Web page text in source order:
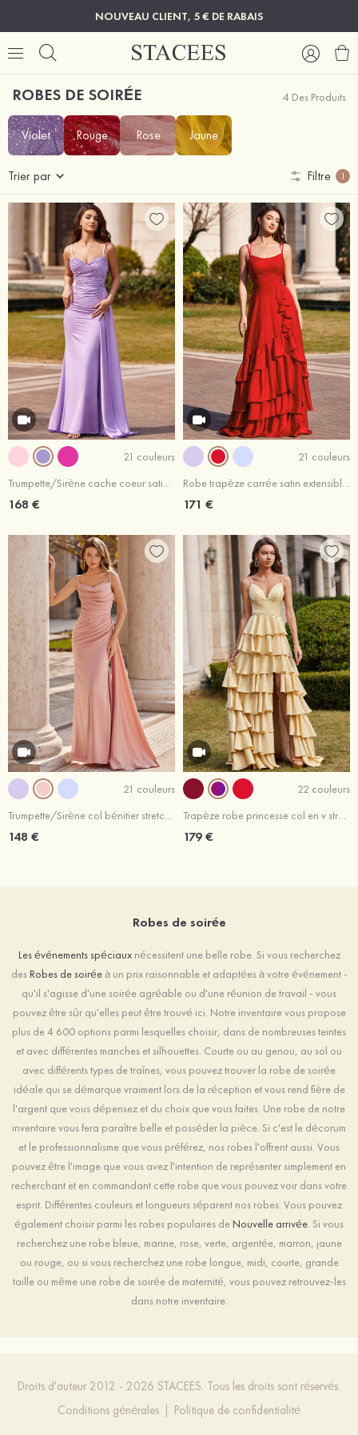
NOUVEAU CLIENT, 5 € DE RABAIS
ROBES DE SOIRÉE 4 Des Produits
Violet Rouge Rose Jaune
Trier par Filtre 1
21 couleurs
Trumpette/Sirène cache coeur satin extensible traîne balayage robe de bal
168 €
21 couleurs
Robe trapèze carrée satin extensible traîne balayage robe de bal
171 €
21 couleurs
Trumpette/Sirène col bénitier stretch satin traîne balayage robe de bal
148 €
22 couleurs
Trapèze robe princesse col en v stretch satin traîne balayage robe de bal
179 €
Robes de soirée
Les événements spéciauxnécessitent une belle robe. Si vous recherchez
des Robes de soiréeà un prix raisonnable et adaptées à votre événement -
qu'il s'agisse d'une soirée agréable ou d'une réunion de travail - vous
pouvez être sûr qu'elles peut être trouvé ici. Notre inventaire vous propose
plus de 4 600 options parmi lesquelles choisir, dans de nombreuses teintes
et avec différentes manches et silhouettes. Courte ou au genou, au sol ou
avec différents types de traînes, vous pouvez trouver la robe de soirée
idéale qui se démarque vraiment lors de la réception et vous rend fière de
l'argent que vous dépensez et du choix que vous faites. Une robe de notre
inventaire vous fera paraître belle et posséder la pièce. Si c'est le décorum
et le professionnalisme que vous préférez, nos robes l'offrent aussi. Vous
pouvez être l'image que vous avez l'intention de représenter simplement en
recherchant et en commandant cette robe que vous pouvez voir dans votre
esprit. Différentes couleurs et longueurs séparent nos robes. Vous pouvez
également choisir parmi les robes populaires de Nouvelle arrivée. Si vous
recherchez une robe bleue, marine, rose, verte, argentée, marron, jaune
ou rouge, ou si vous recherchez une robe longue, midi, courte, grande
taille ou même une robe de soirée de maternité, vous pouvez retrouvez-les
dans notre inventaire.
Droits d'auteur 2012 - 2026 STACEES. Tous les droits sont réservés.
Conditions générales
Politique de confidentialité